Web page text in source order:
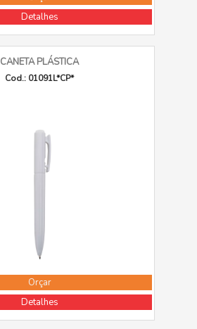
Detalhes
CANETA PLÁSTICA
Cod.: 01091L*CP*
Orçar
Detalhes